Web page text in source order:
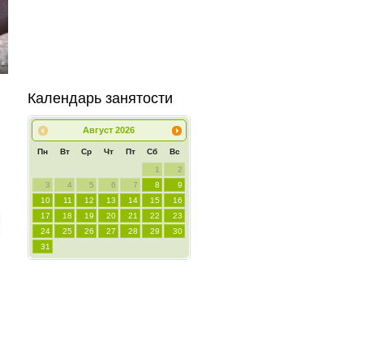
Календарь занятости
Август 2026
Пн Вт Ср Чт Пт Сб Вс
1
2
3
4 5 6 7 8
9
10
11 12 13 14 15
16
17
18 19 20 21 22
23
24
25 26 27 28 29
30
31